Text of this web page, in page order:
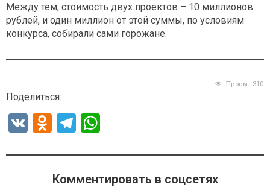
Между тем, стоимость двух проектов – 10 миллионов
рублей, и один миллион от этой суммы, по условиям
конкурса, собирали сами горожане.
Просм.: 310
Поделиться:
V
O
n
o
T
e
gr
at
s
Комментировать в соцсетях